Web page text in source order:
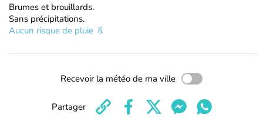
Brumes et brouillards.
Sans précipitations.
Aucun risque de pluie
Recevoir la météo de ma ville
Partager